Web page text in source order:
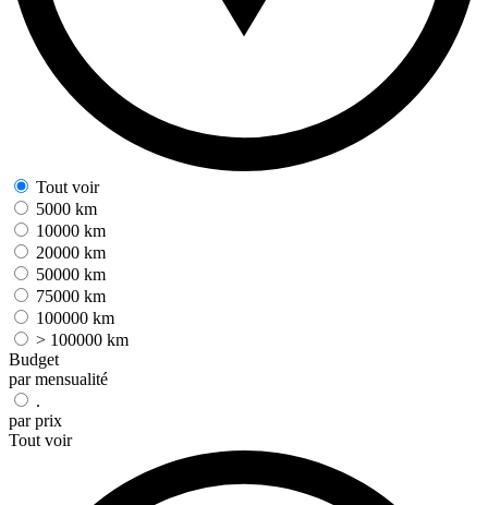
Tout voir
5000 km
10000 km
20000 km
50000 km
75000 km
100000 km
> 100000 km
Budget
par mensualité
.
par prix
Tout voir